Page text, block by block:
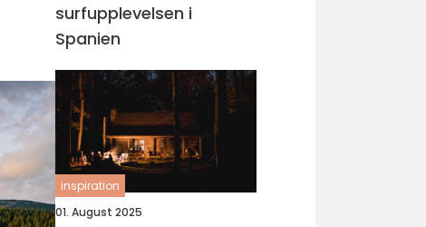
surfupplevelsen i
Spanien
inspiration
01. August 2025